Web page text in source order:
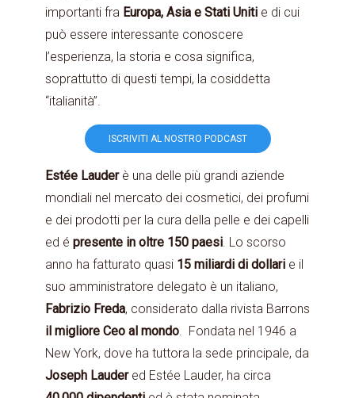
importanti fra Europa, Asia e Stati Uniti e di cui
può essere interessante conoscere
l’esperienza, la storia e cosa significa,
soprattutto di questi tempi, la cosiddetta
“italianità”.
ISCRIVITI AL NOSTRO PODCAST
Estée Lauderè una delle più grandi aziende
mondiali nel mercato dei cosmetici, dei profumi
e dei prodotti per la cura della pelle e dei capelli
ed é presente in oltre 150 paesi. Lo scorso
anno ha fatturato quasi 15 miliardi di dollari e il
suo amministratore delegato è un italiano,
Fabrizio Freda, considerato dalla rivista Barrons
il migliore Ceo al mondo. Fondata nel 1946 a
New York, dove ha tuttora la sede principale, da
Joseph Laudered Estée Lauder, ha circa